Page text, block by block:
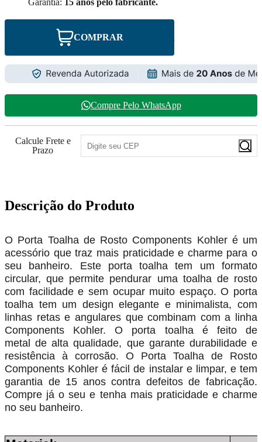
Garantia: 15 anos pelo fabricante.
COMPRAR
Compre Pelo WhatsApp
Calcule Frete e
Prazo
Descrição do Produto
O Porta Toalha de Rosto Components Kohler é um
acessório que traz mais praticidade e charme para o
seu banheiro. Este porta toalha tem um formato
circular, que permite pendurar uma toalha de rosto
com facilidade e sem ocupar muito espaço. O porta
toalha tem um design elegante e minimalista, com
linhas retas e angulares que combinam com a linha
Components Kohler. O porta toalha é feito de
metal de alta qualidade, que garante durabilidade e
resistência à corrosão. O Porta Toalha de Rosto
Components Kohler é fácil de instalar e limpar, e tem
garantia de 15 anos contra defeitos de fabricação.
Compre já o seu e tenha mais praticidade e charme
no seu banheiro.